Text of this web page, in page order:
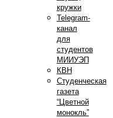
кружки
Telegram-
канал
для
студентов
МИИУЭП
КВН
Студенческая
газета
“Цветной
монокль”